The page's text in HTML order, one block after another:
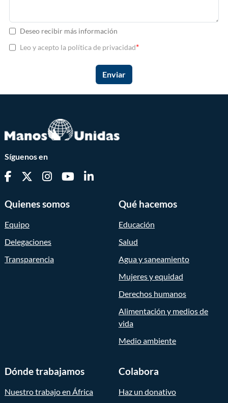
Deseo recibir más información
Leo y acepto la política de privacidad*
Síguenos en
Quienes somos
Equipo
Delegaciones
Transparencia
Qué hacemos
Educación
Salud
Agua y saneamiento
Mujeres y equidad
Derechos humanos
Alimentación y medios de
vida
Medio ambiente
Dónde trabajamos
Nuestro trabajo en África
Colabora
Haz un donativo